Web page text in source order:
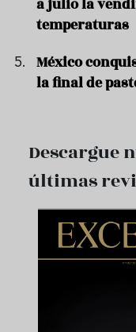
a julio la
temperaturas
México
la final de
Descargue
últimas